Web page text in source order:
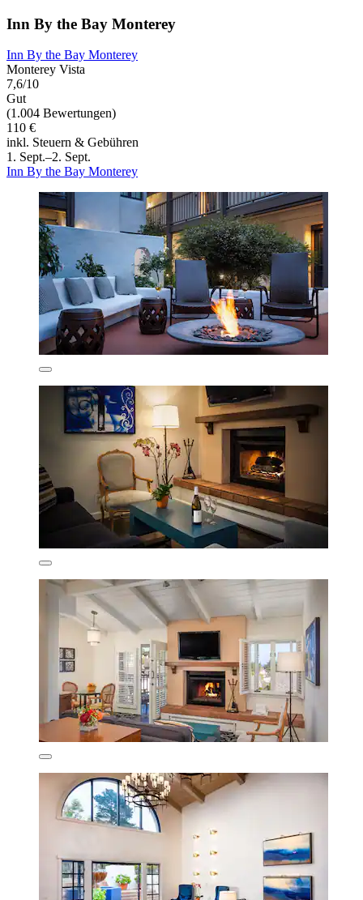
Inn By the Bay Monterey
Inn By the Bay Monterey
Monterey Vista
7,6/10
Gut
(1.004 Bewertungen)
110 €
inkl. Steuern & Gebühren
1. Sept.–2. Sept.
Inn By the Bay Monterey